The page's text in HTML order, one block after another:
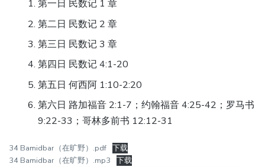
第一日 民数记 1 章
第二日 民数记 2 章
第三日 民数记 3 章
第四日 民数记 4:1-20
第五日 何西阿 1:10-2:20
第六日 路加福音 2:1-7；约翰福音 4:25-42；罗马书
9:22-33；哥林多前书 12:12-31
34 Bamidbar（在旷野）.pdf 下载
34 Bamidbar（在旷野）.mp3
下载